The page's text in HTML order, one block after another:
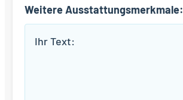
Weitere Ausstattungsmerkmale: